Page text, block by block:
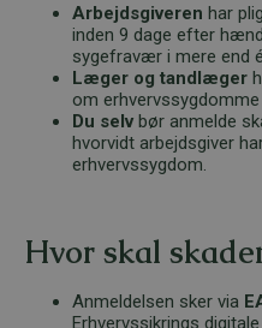
Arbejdsgiveren har
inden 9 dage efter
sygefravær i mere end
Læger og tandlæger
om
Du selv bør anmelde
hvorvidt arbejdsgiver
erhvervssygdom.
Hvor skal
Anmeldelsen sker via
Erhvervssikrings